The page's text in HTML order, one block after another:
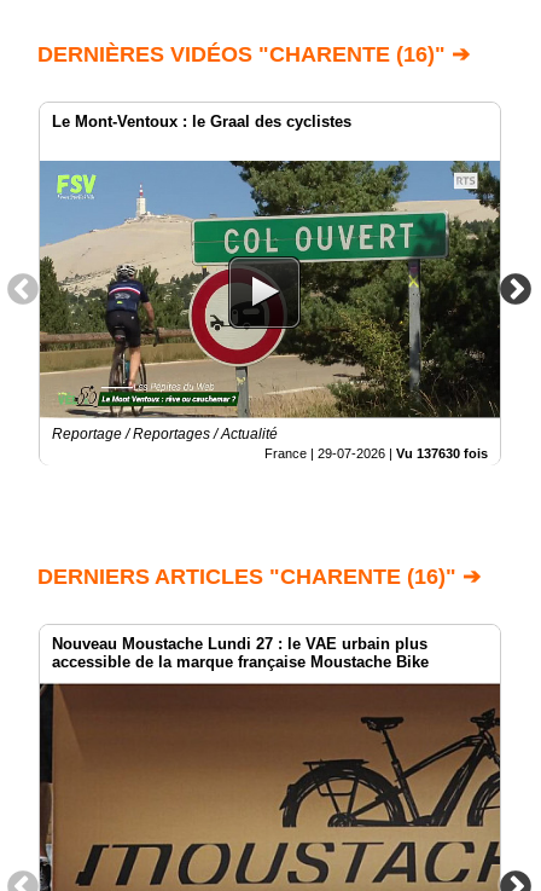
DERNIÈRES VIDÉOS "CHARENTE (16)" ➔
Le Mont-Ventoux : le Graal des cyclistes
Reportage / Reportages / Actualité
France | 29-07-2026 | Vu 137630 fois
DERNIERS ARTICLES "CHARENTE (16)" ➔
Nouveau Moustache Lundi 27 : le VAE urbain plus
accessible de la marque française Moustache Bike